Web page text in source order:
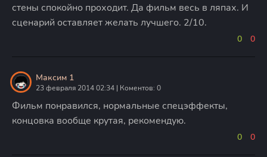
стены спокойно проходит. Да фильм весь в ляпах. И
сценарий оставляет желать лучшего. 2/10.
0 0
Максим 1
23 февраля 2014 02:34 | Коментов: 0
Фильм понравился, нормальные спецэффекты,
концовка вообще крутая, рекомендую.
0 0